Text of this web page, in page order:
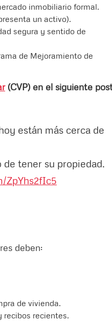
inmobiliario formal.
un activo).
segura y sentido de
de Mejoramiento de
(CVP) en el siguiente
están más cerca de
tener su propiedad.
ZpYhs2fIc5
deben:
de vivienda.
recibos recientes.